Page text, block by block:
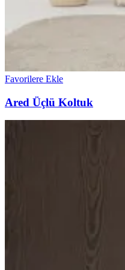
Favorilere Ekle
Ared Üçlü Koltuk